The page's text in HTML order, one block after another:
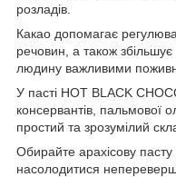
розладів.
Какао допомагає
речовин, а також збільшує
людину важливими
У пасті HOT BLACK
консервантів, пальмової
простий та зрозумілий
Обирайте арахісову
насолодитися